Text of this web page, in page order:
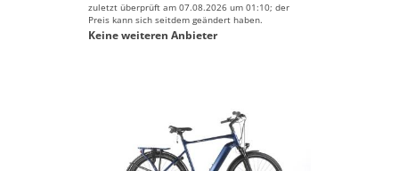
zuletzt überprüft am 07.08.2026 um 01:10; der
Preis kann sich seitdem geändert haben.
Keine weiteren Anbieter